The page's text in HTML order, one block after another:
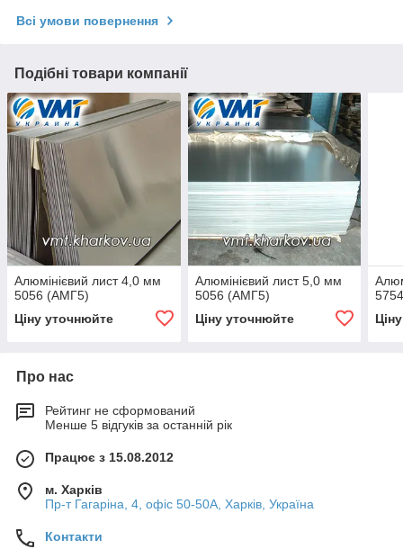
Всі умови повернення
Подібні товари компанії
Алюмінієвий лист 4,0 мм
5056 (АМГ5)
Ціну уточнюйте
Алюмінієвий лист 5,0 мм
5056 (АМГ5)
Ціну уточнюйте
Про нас
Рейтинг не сформований
Менше 5 відгуків за останній рік
Працює з 15.08.2012
м. Харків
Пр-т Гагаріна, 4, офіс 50-50A, Харків, Україна
Контакти